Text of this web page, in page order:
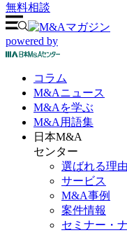
無料相談
powered by
コラム
M&Aニュース
M&Aを学ぶ
M&A 用語集
日本M&A
センター
選ばれる理由
サービス
M&A事例
案件情報
セミナー・